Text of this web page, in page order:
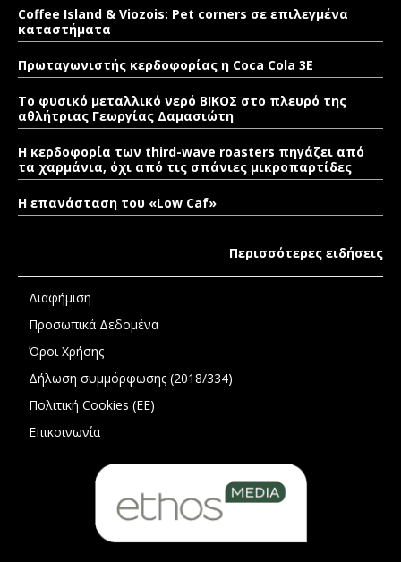
Coffee Island & Viozois: Pet corners σε επιλεγμένα
καταστήματα
Πρωταγωνιστής κερδοφορίας η Coca Cola 3E
Το φυσικό μεταλλικό νερό ΒΙΚΟΣ στο πλευρό της
αθλήτριας Γεωργίας Δαμασιώτη
Η κερδοφορία των third-wave roasters πηγάζει από
τα χαρμάνια, όχι από τις σπάνιες μικροπαρτίδες
Η επανάσταση του «Low Caf»
Περισσότερες ειδήσεις
Διαφήμιση
Προσωπικά Δεδομένα
Όροι Χρήσης
Δήλωση συμμόρφωσης (2018/334)
Πολιτική Cookies (ΕΕ)
Επικοινωνία